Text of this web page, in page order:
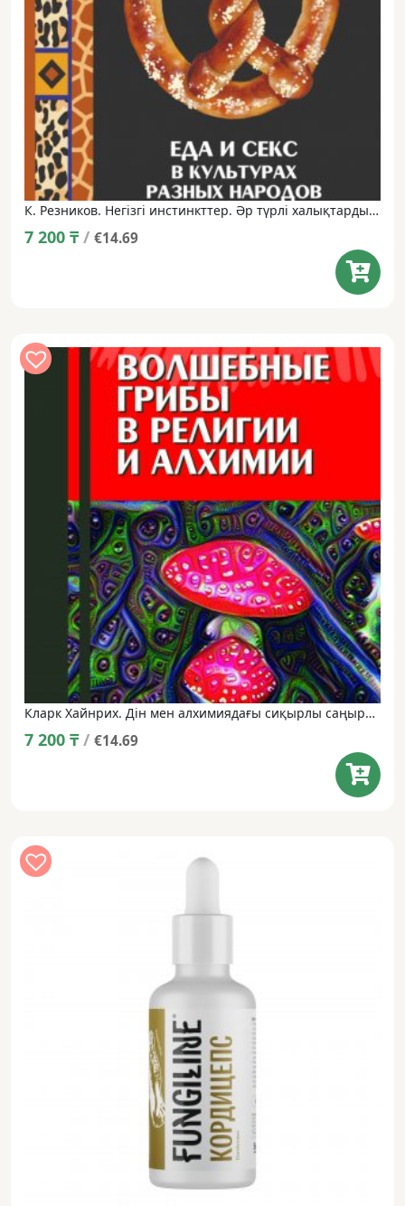
К. Резников. Негізгі инстинкттер. Әр түрлі халықтардың мәдениетіндегі тамақ және жыныстық қатынас: танымал энциклопедия.
7 200 ₸ / €14.69
Кларк Хайнрих. Дін мен алхимиядағы сиқырлы саңырауқұлақтар (ағылшын тілінен аударылған., М. Вишневскийдің жалпы редакциясымен)
7 200 ₸ / €14.69